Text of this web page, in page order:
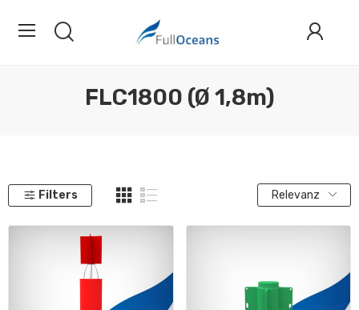
FLC1800 (Ø 1,8m)
Filters Relevanz